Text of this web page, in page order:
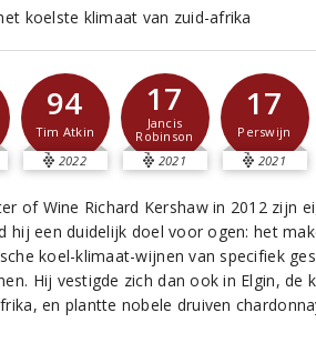
koelste klimaat van zuid-afrika
94
Tim Atkin
2022
17
Jancis
Robinson
2021
17
Perswijn
2021
of Wine Richard Kershaw in 2012 zijn
hij een duidelijk doel voor ogen: het
koel-klimaat-wijnen van specifiek
Hij vestigde zich dan ook in Elgin, de
en plantte nobele druiven